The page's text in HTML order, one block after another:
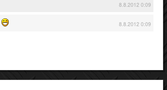
8.8.2012 0:09
8.8.2012 0:09